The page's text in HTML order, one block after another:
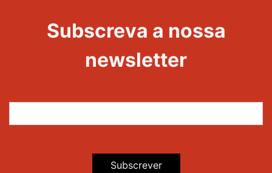
Evento
Subscreva a nossa
newsletter
Subscrever